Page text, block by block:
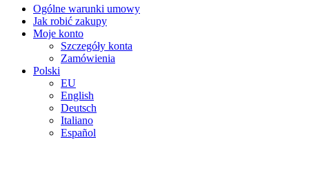
Ogólne warunki umowy
Jak robić zakupy
Moje konto
Szczegóły konta
Zamówienia
Polski
EU
English
Deutsch
Italiano
Español